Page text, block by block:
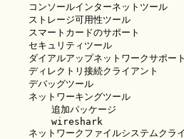
コンソールインターネットツール
ストレージ可用性ツール
スマートカードのサポート
セキュリティツール
ダイアルアップネットワークサポ
ディレクトリ接続クライアント
デバッグツール
ネットワーキングツール
        追加パッケージ
wireshark
ネットワークファイルシステムクラ